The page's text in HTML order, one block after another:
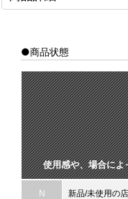
●商品状態
使用感や、場合によ
N 新品/未使用の